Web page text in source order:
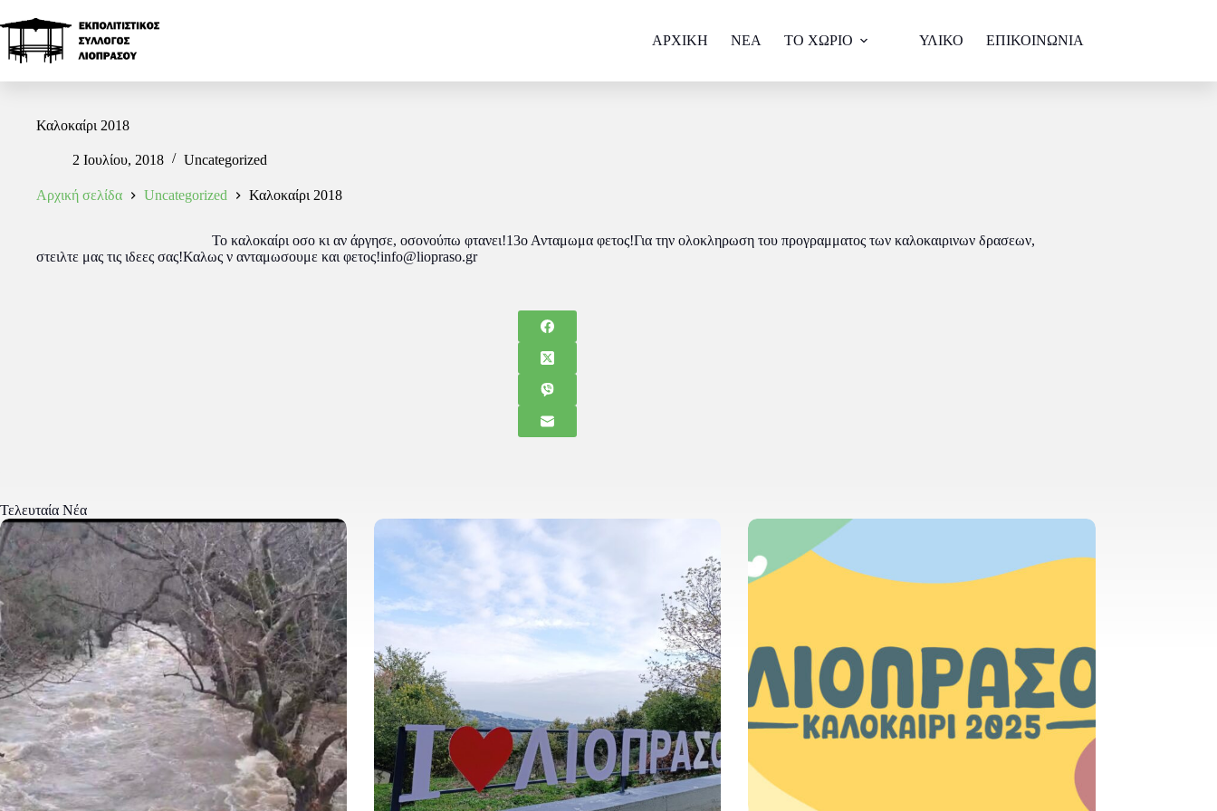
ΑΡΧΙΚΗ NEA ΤΟ ΧΩΡΙΟ ΥΛΙΚΟ ΕΠΙΚΟΙΝΩΝΙΑ
Καλοκαίρι 2018
2 Ιουλίου, 2018 Uncategorized
Αρχική σελίδα Uncategorized Καλοκαίρι 2018
Το καλοκαίρι οσο κι αν άργησε, οσονούπω φτανει!13ο Ανταμωμα φετος!Για την ολοκληρωση του προγραμματος των καλοκαιρινων δρασεων,
στειλτε μας τις ιδεες σας!Καλως ν ανταμωσουμε και φετος!info@liopraso.gr
Τελευταία Νέα